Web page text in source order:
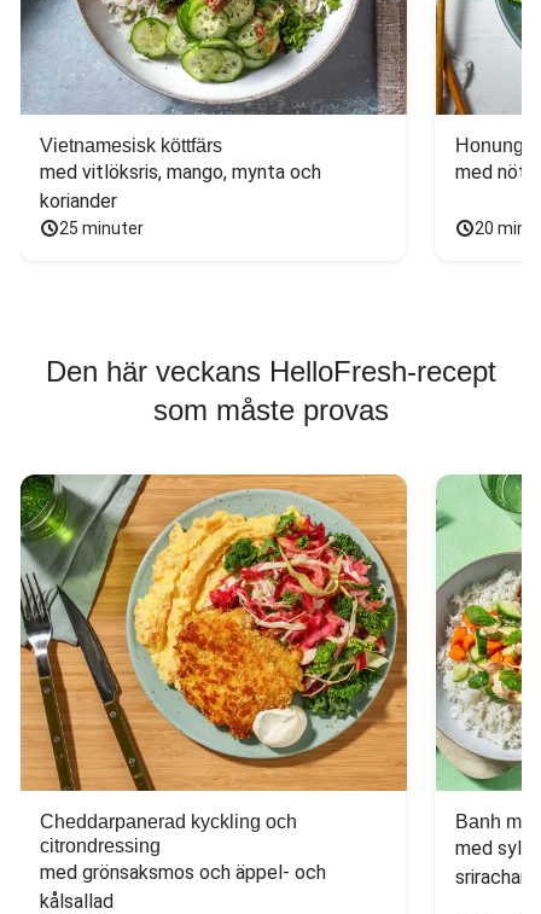
Vietnamesisk köttfärs
med vitlöksris, mango, mynta och
koriander
25 minuter
med
20
Den här veckans HelloFresh-recept
som måste provas
Cheddarpanerad kyckling och
citrondressing
med grönsaksmos och äppel- och
kålsallad
Banh mi-
med